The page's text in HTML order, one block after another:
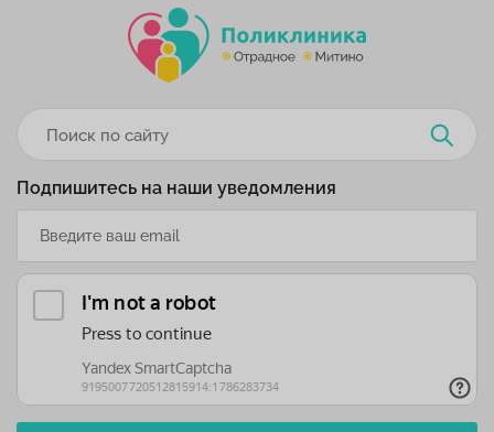
Подпишитесь на наши уведомления